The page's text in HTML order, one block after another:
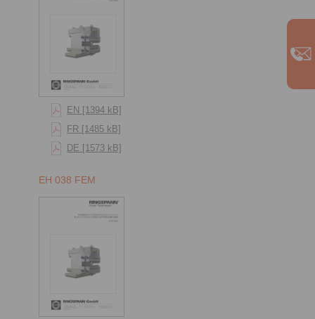
EN [1394 kB]
FR [1485 kB]
DE [1573 kB]
EH 038 FEM